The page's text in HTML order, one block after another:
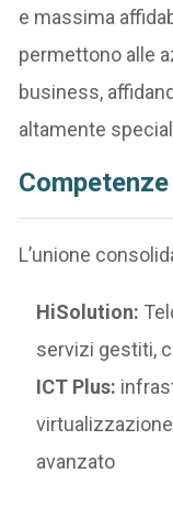
e massima
permettono alle
business,
altamente
L’unione
HiSolution:
servizi gestiti,
ICT Plus:
avanzato